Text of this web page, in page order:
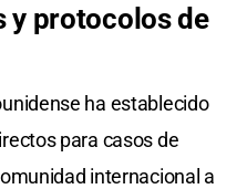
y protocolos de
ha establecido
para casos de
internacional a